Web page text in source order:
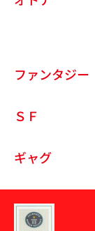
ファンタジー
ＳＦ
ギャグ